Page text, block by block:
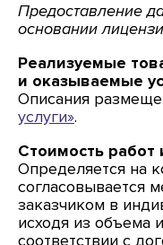
Предоставление
основании
Реализуемые
и оказываемые
Описания
услуги».
Стоимость работ
Определяется на
согласовывается
заказчиком в
исходя из объема
соответствии с